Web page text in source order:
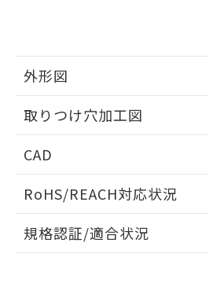
外形図
取りつけ穴加工図
CAD
ドすることができます。
ログイン/会員
RoHS/REACH対応状況
EU RoHS 注意事項・凡例
規格認証/適合状況
および当社の共同利
※当社の共同利用者と
の共同利用に関して"
とができます。
EU RoHS指令（10物質）の
ものではありません。
また、RoHS指令のフタル
物質の対応では、対応完了
荷製品に未対応品が混在す
欄に対応日を記載しておりま